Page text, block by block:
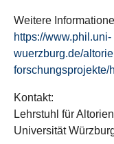
Weitere
https://www.phil.uni-
wuerzburg.de/
forschungsprojekte/
Kontakt:
Lehrstuhl für
Universität